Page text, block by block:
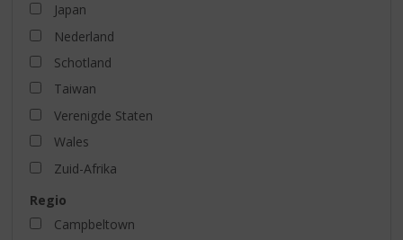
Japan
Nederland
Schotland
Taiwan
Verenigde Staten
Wales
Zuid-Afrika
Regio
Campbeltown